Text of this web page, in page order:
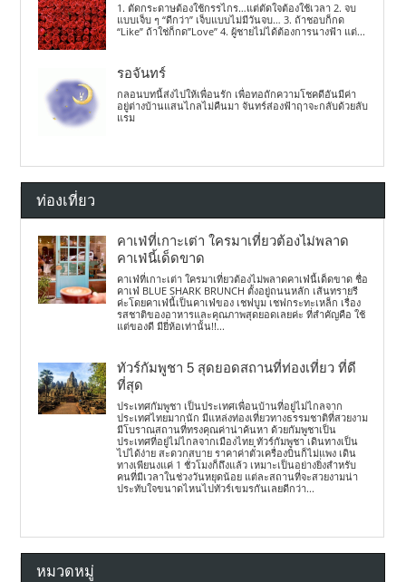
1. ตัดกระดาษต้องใช้กรรไกร…แต่ตัดใจต้องใช้เวลา 2. จบ
แบบเจ็บ ๆ “ดีกว่า” เจ็บแบบไม่มีวันจบ… 3. ถ้าชอบก็กด
“Like” ถ้าใช่ก็กด”Love” 4. ผู้ชายไม่ได้ต้องการนางฟ้า แต่...
รอจันทร์
กลอนบทนี้ส่งไปให้เพื่อนรัก เพื่อทอถักความโชคดีอันมีค่า
อยู่ต่างบ้านแสนไกลไม่คืนมา จันทร์ส่องฟ้าฤาจะกลับด้วยลับ
แรม
ท่องเที่ยว
คาเฟ่ที่เกาะเต่า ใครมาเที่ยวต้องไม่พลาด
คาเฟ่นี้เด็ดขาด
คาเฟ่ที่เกาะเต่า ใครมาเที่ยวต้องไม่พลาดคาเฟ่นี้เด็ดขาด ชื่อ
คาเฟ่ BLUE SHARK BRUNCH ตั้งอยู่ถนนหลัก เส้นทรายรี
ค่ะโดยคาเฟ่นี้เป็นคาเฟ่ของ เชฟบูม เชฟกระทะเหล็ก เรื่อง
รสชาติของอาหารและคุณภาพสุดยอดเลยค่ะ ที่สำคัญคือ ใช้
แต่ของดี มียี่ห้อเท่านั้น!!...
ทัวร์กัมพูชา 5 สุดยอดสถานที่ท่องเที่ยว ที่ดี
ที่สุด
ประเทศกัมพูชา เป็นประเทศเพื่อนบ้านที่อยู่ไม่ไกลจาก
ประเทศไทยมากนัก มีแหล่งท่องเที่ยวทางธรรมชาติที่สวยงาม
มีโบราณสถานที่ทรงคุณค่าน่าค้นหา ด้วยกัมพูชาเป็น
ประเทศที่อยู่ไม่ไกลจากเมืองไทย ทัวร์กัมพูชา เดินทางเป็น
ไปได้ง่าย สะดวกสบาย ราคาค่าตั๋วเครื่องบินก็ไม่แพง เดิน
ทางเพียนงแค่ 1 ชั่วโมงก็ถึงแล้ว เหมาะเป็นอย่างยิ่งสำหรับ
คนที่มีเวลาในช่วงวันหยุดน้อย แต่ละสถานที่จะสวยงามน่า
ประทับใจขนาดไหนไปทัวร์เขมรกันเลยดีกว่า...
หมวดหมู่